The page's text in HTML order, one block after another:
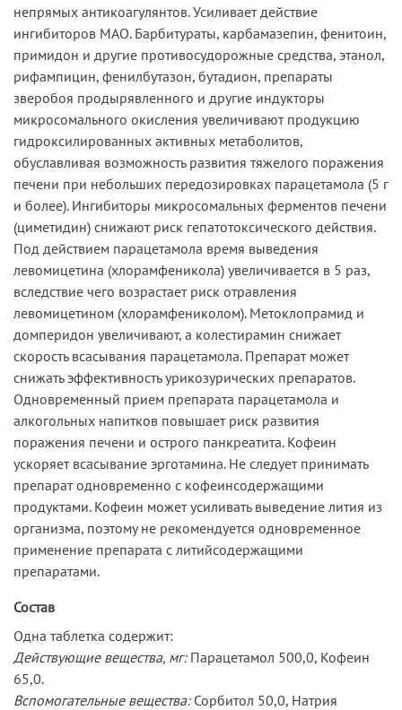
непрямых антикоагулянтов. Усиливает действие
ингибиторов МАО. Барбитураты, карбамазепин, фенитоин,
примидон и другие противосудорожные средства, этанол,
рифампицин, фенилбутазон, бутадион, препараты
зверобоя продырявленного и другие индукторы
микросомального окисления увеличивают продукцию
гидроксилированных активных метаболитов,
обуславливая возможность развития тяжелого поражения
печени при небольших передозировках парацетамола (5 г
и более). Ингибиторы микросомальных ферментов печени
(циметидин) снижают риск гепатотоксического действия.
Под действием парацетамола время выведения
левомицетина (хлорамфеникола) увеличивается в 5 раз,
вследствие чего возрастает риск отравления
левомицетином (хлорамфениколом). Метоклопрамид и
домперидон увеличивают, а колестирамин снижает
скорость всасывания парацетамола. Препарат может
снижать эффективность урикозурических препаратов.
Одновременный прием препарата парацетамола и
алкогольных напитков повышает риск развития
поражения печени и острого панкреатита. Кофеин
ускоряет всасывание эрготамина. Не следует принимать
препарат одновременно с кофеинсодержащими
продуктами. Кофеин может усиливать выведение лития из
организма, поэтому не рекомендуется одновременное
применение препарата с литийсодержащими
препаратами.
Состав
Одна таблетка содержит:
Действующие вещества, мг:Парацетамол 500,0, Кофеин
65,0.
Вспомогательные вещества:Сорбитол 50,0, Натрия